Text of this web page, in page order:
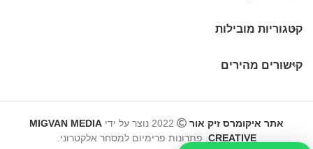
קטגוריות מובילות
קישורים מהירים
אתר איקומרס זיק אור
MIGVAN MEDIA
CREATIVE . פתרונות פרימיום למסחר אלקטרוני.